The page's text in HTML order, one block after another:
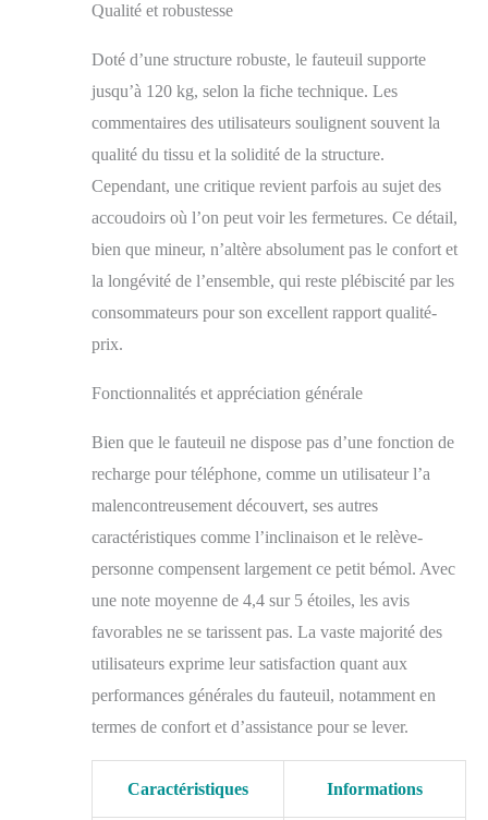
respirant aspect lin et
en mousse (dossier de
22 cm) avec système
de ressorts ensachés,
inclinable offre un
confort exceptionnel.
Extensible, il vous
permet de vous
allonger et de vous
détendre. La structure
En position debout :
En inclinaison : 83l x
162P x 75H cm. En
x 82P x 139H cm.
Dimensions de l'assise
: 46l x 53P x 47H cm.
supporté : 120 kg.
Qualité et robustesse
Doté d’une structure robuste, le fauteuil supporte
jusqu’à 120 kg, selon la fiche technique. Les
commentaires des utilisateurs soulignent souvent la
qualité du tissu et la solidité de la structure.
Cependant, une critique revient parfois au sujet des
accoudoirs où l’on peut voir les fermetures. Ce détail,
bien que mineur, n’altère absolument pas le confort et
la longévité de l’ensemble, qui reste plébiscité par les
consommateurs pour son excellent rapport qualité-
prix.
Fonctionnalités et appréciation générale
Bien que le fauteuil ne dispose pas d’une fonction de
recharge pour téléphone, comme un utilisateur l’a
malencontreusement découvert, ses autres
caractéristiques comme l’inclinaison et le relève-
personne compensent largement ce petit bémol. Avec
une note moyenne de 4,4 sur 5 étoiles, les avis
favorables ne se tarissent pas. La vaste majorité des
utilisateurs exprime leur satisfaction quant aux
performances générales du fauteuil, notamment en
termes de confort et d’assistance pour se lever.
Caractéristiques Informations